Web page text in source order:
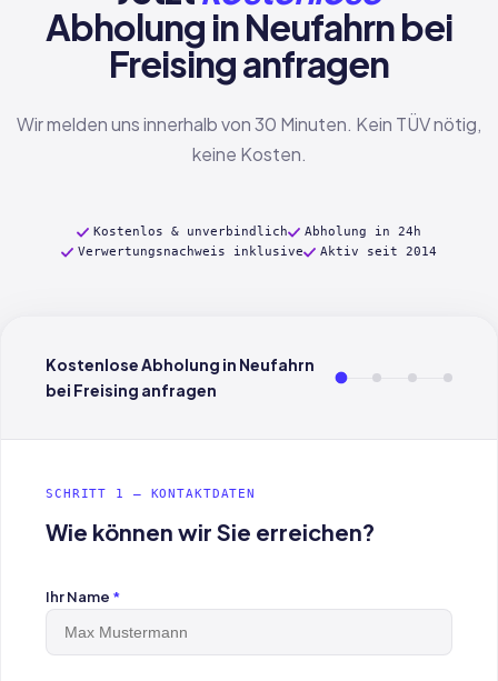
Abholung in Neufahrn bei
Freising anfragen
Wir melden uns innerhalb von 30 Minuten. Kein TÜV nötig,
keine Kosten.
Kostenlos & unverbindlich
Abholung in 24h
Verwertungsnachweis inklusive
Aktiv seit 2014
Kostenlose Abholung in Neufahrn
bei Freising anfragen
SCHRITT 1 — KONTAKTDATEN
Wie können wir Sie erreichen?
Ihr Name *